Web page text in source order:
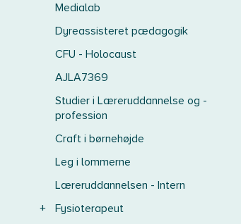
Medialab
Dyreassisteret pædagogik
CFU - Holocaust
AJLA7369
Studier i Læreruddannelse og -
profession
Craft i børnehøjde
Leg i lommerne
Læreruddannelsen - Intern
+
Fysioterapeut